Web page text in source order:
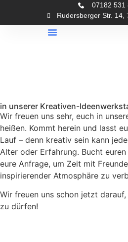
07182 531
Rudersberger Str. 14,
in unserer Kreativen-
Wir freuen uns sehr, euch in
heißen. Kommt herein und lasst
Lauf – denn kreativ sein kann
Alter oder Erfahrung. Bucht
eure Anfrage, um Zeit mit
inspirierender Atmosphäre zu
Wir freuen uns schon jetzt
zu dürfen!